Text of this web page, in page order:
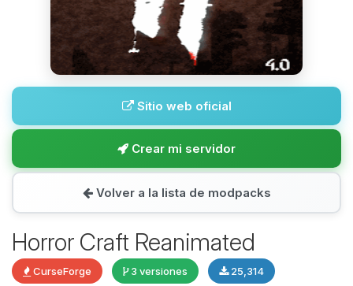
Sitio web oficial
Crear mi servidor
Volver a la lista de modpacks
Horror Craft Reanimated
CurseForge 3 versiones 25,314